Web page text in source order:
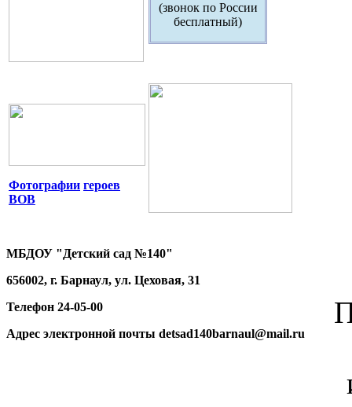
(звонок по России
бесплатный)
Фотографии героев
ВОВ
МБДОУ "Детский сад №140"
656002, г. Барнаул, ул. Цеховая, 31
Телефон 24-05-00
Адрес электронной почты detsad140barnaul@mail.ru